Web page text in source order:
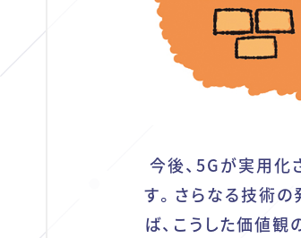
今後、5Gが実用化
す。さらなる技術
ば、こうした価値